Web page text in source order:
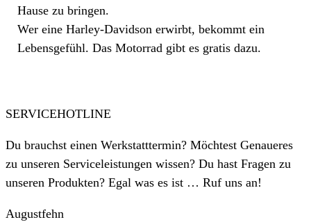
Hause zu bringen.
Wer eine Harley-Davidson erwirbt, bekommt ein
Lebensgefühl. Das Motorrad gibt es gratis dazu.
SERVICEHOTLINE
Du brauchst einen Werkstatttermin? Möchtest Genaueres
zu unseren Serviceleistungen wissen? Du hast Fragen zu
unseren Produkten? Egal was es ist … Ruf uns an!
Augustfehn